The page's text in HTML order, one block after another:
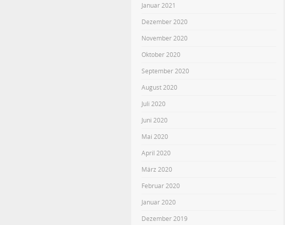
Januar 2021
Dezember 2020
November 2020
Oktober 2020
September 2020
August 2020
Juli 2020
Juni 2020
Mai 2020
April 2020
März 2020
Februar 2020
Januar 2020
Dezember 2019